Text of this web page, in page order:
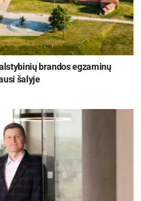
25
33 333 arba el. paštu
brandos egzaminų
šalyje